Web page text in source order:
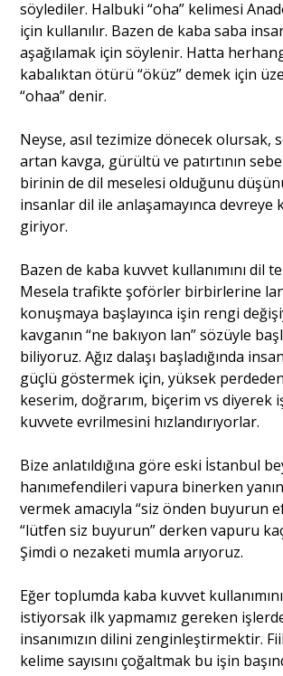
söylediler. Halbuki “oha” kelimesi
için kullanılır. Bazen de kaba saba
aşağılamak için söylenir. Hatta
kabalıktan ötürü “öküz” demek için
“ohaa” denir.
Neyse, asıl tezimize dönecek olursak,
artan kavga, gürültü ve patırtının
birinin de dil meselesi olduğunu
insanlar dil ile anlaşamayınca devreye
giriyor.
Bazen de kaba kuvvet kullanımını dil
Mesela trafikte şoförler birbirlerine
konuşmaya başlayınca işin rengi
kavganın “ne bakıyon lan” sözüyle
biliyoruz. Ağız dalaşı başladığında
güçlü göstermek için, yüksek
keserim, doğrarım, biçerim vs diyerek
kuvvete evrilmesini hızlandırıyorlar.
Bize anlatıldığına göre eski İstanbul
hanımefendileri vapura binerken
vermek amacıyla “siz önden buyurun
“lütfen siz buyurun” derken vapuru
Şimdi o nezaketi mumla arıyoruz.
Eğer toplumda kaba kuvvet
istiyorsak ilk yapmamız gereken
insanımızın dilini zenginleştirmektir.
kelime sayısını çoğaltmak bu işin